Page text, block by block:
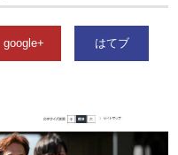
google+ はてブ